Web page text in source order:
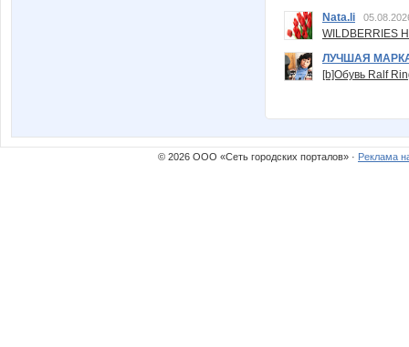
Nata.li
ЛУЧШАЯ
[b]Обувь Ralf
© 2026 ООО «Сеть городских порталов» · Реклама